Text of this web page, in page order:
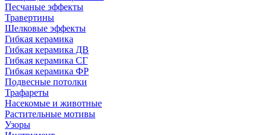
Песчаные эффекты
Травертины
Шелковые эффекты
Гибкая керамика
Гибкая керамика ДВ
Гибкая керамика СГ
Гибкая керамика ФР
Подвесные потолки
Трафареты
Насекомые и животные
Растительные мотивы
Узоры